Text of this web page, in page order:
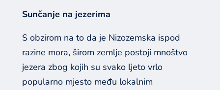
Sunčanje na jezerima
S obzirom na to da je Nizozemska ispod
razine mora, širom zemlje postoji mnoštvo
jezera zbog kojih su svako ljeto vrlo
popularno mjesto među lokalnim